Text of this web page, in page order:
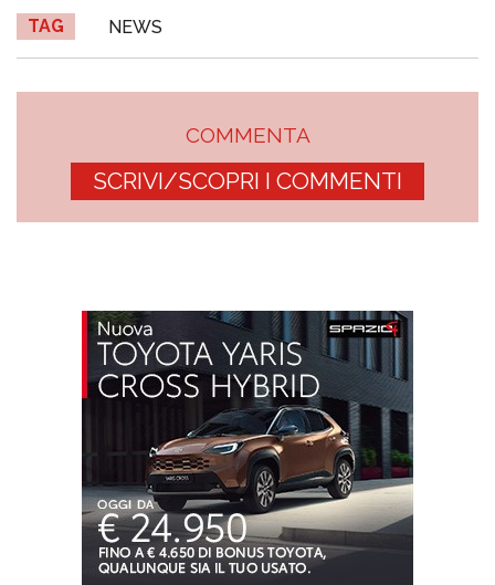
TAG NEWS
COMMENTA
SCRIVI/SCOPRI I COMMENTI